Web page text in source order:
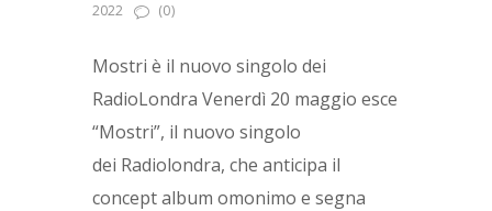
2022
(0)
Mostri è il nuovo singolo dei
RadioLondra Venerdì 20 maggio esce
“Mostri”, il nuovo singolo
dei Radiolondra, che anticipa il
concept album omonimo e segna